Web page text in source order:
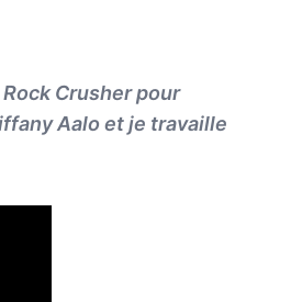
Crusher pour
Aalo et je travaille